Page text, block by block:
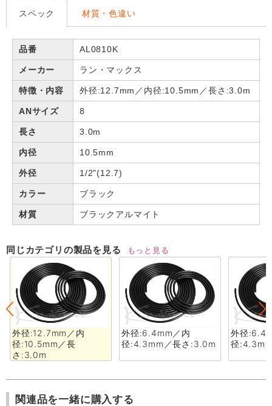
スペック 材質・色違い
品番 AL0810K
メーカー ラン・マックス
特徴・内容 外径:12.7mm／内径:10.5mm／長さ:3.0m
ANサイズ 8
長さ 3.0m
内径 10.5mm
外径 1/2"(12.7)
カラー ブラック
材質 ブラックアルマイト
同じカテゴリの製品を見る もっと見る
外径:12.7mm／内
径:10.5mm／長
さ:3.0m
外径:6.4mm／内
径:4.3mm／長さ:3.0m
外径
径
関連品を一緒に購入する